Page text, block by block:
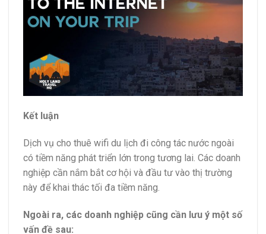
Kết luận
Dịch vụ cho thuê wifi du lịch đi công tác nước ngoài
có tiềm năng phát triển lớn trong tương lai. Các doanh
nghiệp cần nắm bắt cơ hội và đầu tư vào thị trường
này để khai thác tối đa tiềm năng.
Ngoài ra, các doanh nghiệp cũng cần lưu ý một số
vấn đề sau: